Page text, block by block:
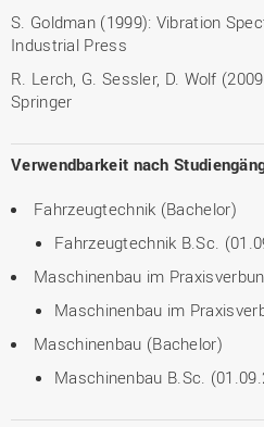
S. Goldman (1999): Vibration
Industrial Press
R. Lerch, G. Sessler, D. Wolf
Springer
Verwendbarkeit nach
Fahrzeugtechnik (Bachelor)
Fahrzeugtechnik B.Sc.
Maschinenbau im
Maschinenbau im
Maschinenbau (Bachelor)
Maschinenbau B.Sc.